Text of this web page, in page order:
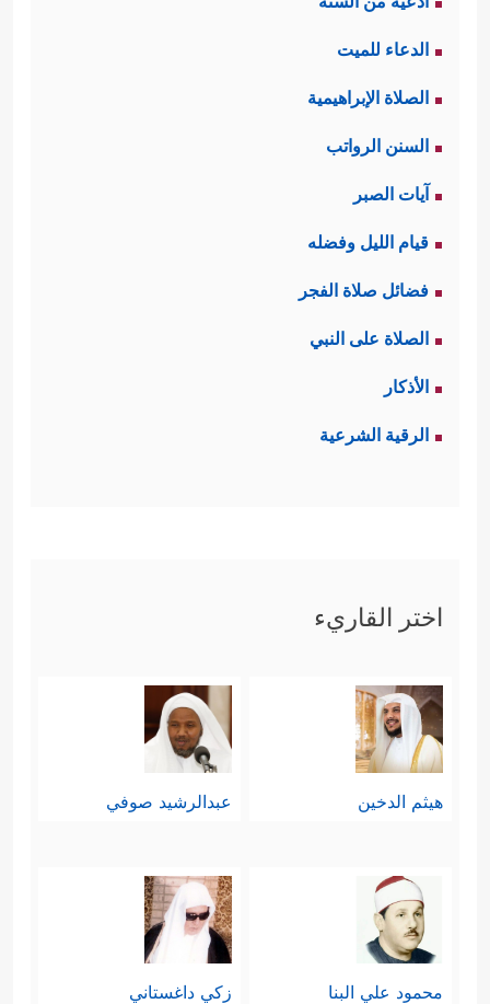
الدعاء للميت
الصلاة الإبراهيمية
السنن الرواتب
آيات الصبر
قيام الليل وفضله
فضائل صلاة الفجر
الصلاة على النبي
الأذكار
الرقية الشرعية
اختر القاريء
هيثم الدخين عبدالرشيد صوفي
محمود علي البنا زكي داغستاني